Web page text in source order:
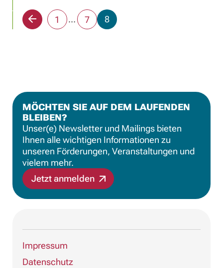
VorherigeSeite
1 … Seite
7 Seite
8
MÖCHTEN SIE AUF DEM LAUFENDEN
BLEIBEN?
Unser(e) Newsletter und Mailings bieten
Ihnen alle wichtigen Informationen zu
unseren Förderungen, Veranstaltungen und
vielem mehr.
Jetzt anmelden
Impressum
Datenschutz